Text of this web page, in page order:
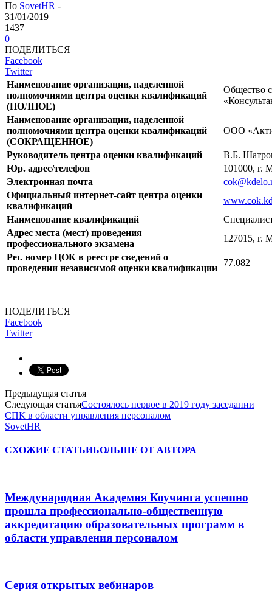
По SovetHR -
31/01/2019
1437
0
ПОДЕЛИТЬСЯ
Facebook
Twitter
Наименование организации, наделенной
полномочиями центра оценки квалификаций
(ПОЛНОЕ)
Общество
Наименование организации, наделенной
полномочиями центра оценки квалификаций
(СОКРАЩЕННОЕ)
ООО
Руководитель центра оценки квалификаций
В.Б.
Юр. адрес/телефон
101000, г.
Электронная почта
Официальный интернет-сайт центра оценки
квалификаций
Наименование квалификаций
Адрес места (мест) проведения
профессионального экзамена
127015, г.
Рег. номер ЦОК в реестре сведений о
проведении независимой оценки квалификации
77.082
ПОДЕЛИТЬСЯ
Facebook
Twitter
Предыдущая статья
Следующая статьяСостоялось первое в 2019 году заседании
СПК в области управления персоналом
SovetHR
СХОЖИЕ СТАТЬИБОЛЬШЕ ОТ АВТОРА
Международная Академия Коучинга успешно
прошла профессионально-общественную
аккредитацию образовательных программ в
области управления персоналом
Серия открытых вебинаров